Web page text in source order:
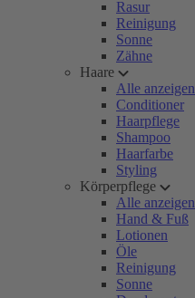
Rasur
Reinigung
Sonne
Zähne
Haare
Alle anzeigen
Conditioner
Haarpflege
Shampoo
Haarfarbe
Styling
Körperpflege
Alle anzeigen
Hand & Fuß
Lotionen
Öle
Reinigung
Sonne